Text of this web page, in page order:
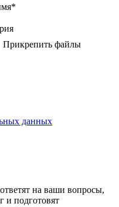
*
Прикрепить файлы
данных
на ваши вопросы,
и подготовят